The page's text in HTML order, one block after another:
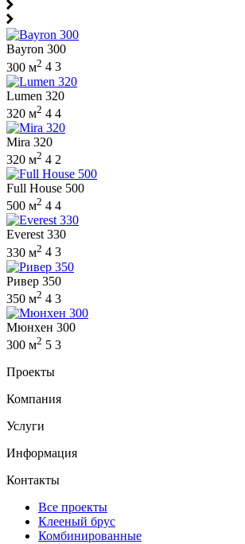
Bayron 300
300 м2 4 3
Lumen 320
320 м2 4 4
Mira 320
320 м2 4 2
Full House 500
500 м2 4 4
Everest 330
330 м2 4 3
Ривер 350
350 м2 4 3
Мюнхен 300
300 м2 5 3
Проекты
Компания
Услуги
Информация
Контакты
Все проекты
Клееный брус
Комбинированные